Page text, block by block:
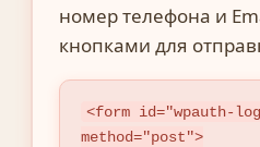
номер телефона и
кнопками для
<form id="wpauth-
method="post">